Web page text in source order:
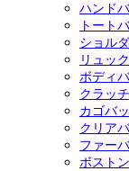
ハンド
トート
ショル
リュッ
ボディ
クラッ
カゴバ
クリア
ファー
ボスト